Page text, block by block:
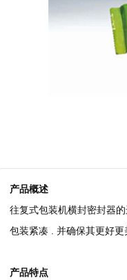
产品概述
往复式包装机横封密封器
包装紧凑 . 并确保其更好
产品特点